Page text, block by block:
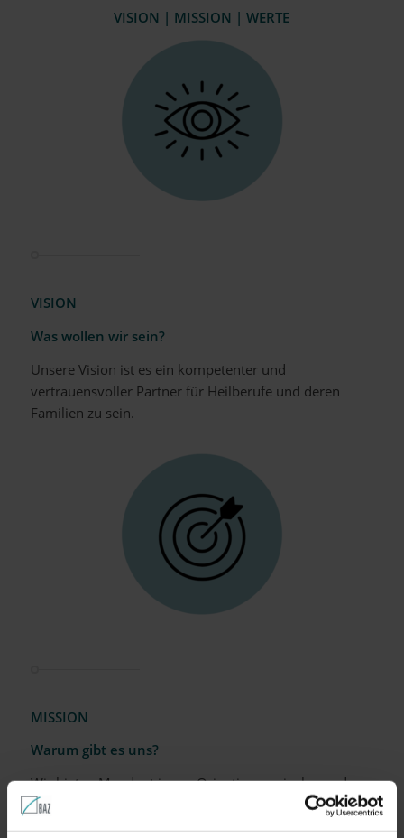
VISION | MISSION | WERTE
VISION
Was wollen wir sein?
Unsere Vision ist es ein kompetenter und
vertrauensvoller Partner für Heilberufe und deren
Familien zu sein.
MISSION
Warum gibt es uns?
Wir bieten Mandant:innen Orientierung, insbesondere
für gute unternehmerische Entscheidungen. Ebenso
setzen wir Akzente bei der